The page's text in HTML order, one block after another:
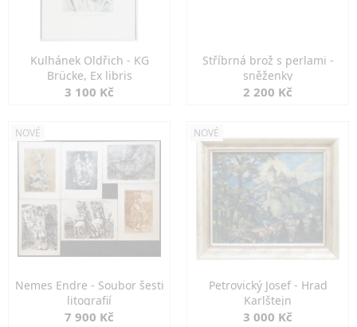
Kulhánek Oldřich - KG
Brücke, Ex libris
3 100 Kč
Stříbrná brož s perlami -
sněženky
2 200 Kč
NOVÉ
Nemes Endre - Soubor šesti
litografií
7 900 Kč
NOVÉ
Petrovický Josef - Hrad
Karlštejn
3 000 Kč